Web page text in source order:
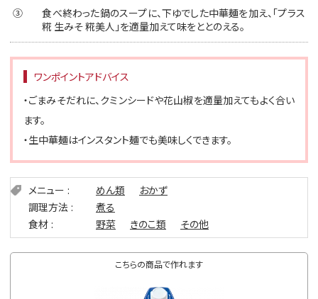
③
食べ終わった鍋のスープに、下ゆでした中華麺を加え、「プラス
糀 生みそ 糀美人」を適量加えて味をととのえる。
ワンポイントアドバイス
・ごまみそだれに、クミンシードや花山椒を適量加えてもよく合い
ます。
・生中華麺はインスタント麺でも美味しくできます。
メニュー めん類
おかず
調理方法
煮る
食材
野菜 きのこ類 その他
こちらの商品で作れます